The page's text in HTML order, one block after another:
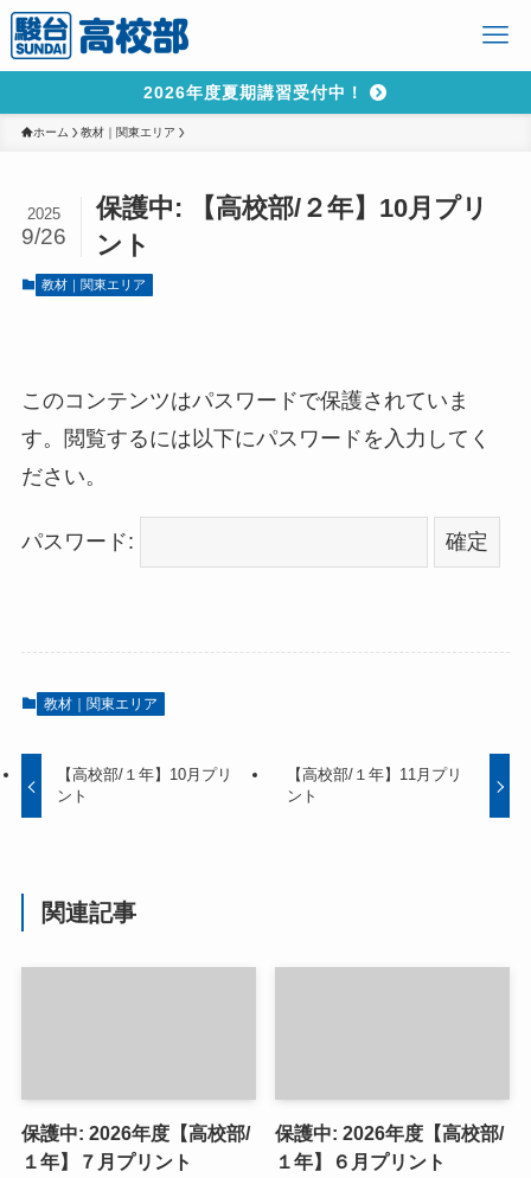
2026年度夏期講習受付中！
ホーム 教材｜関東エリア
保護中: 【高校部/２年】10月プリ
ント
2025
9/26
教材｜関東エリア
このコンテンツはパスワードで保護されていま
す。閲覧するには以下にパスワードを入力してく
ださい。
パスワード:
教材｜関東エリア
【高校部/１年】10月プリ
ント
【高校部/１年】11月プリ
ント
関連記事
保護中: 2026年度【高校部/
１年】７月プリント
保護中: 2026年度【高校部/
１年】６月プリント